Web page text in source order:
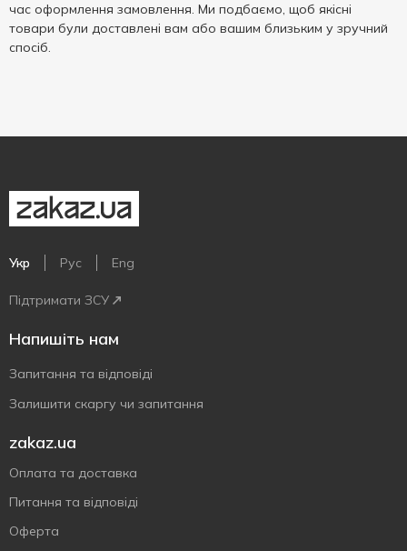
час оформлення замовлення. Ми подбаємо, щоб якісні
товари були доставлені вам або вашим близьким у зручний
спосіб.
Укр Рус Eng
Підтримати ЗСУ
Напишіть нам
Запитання та відповіді
Залишити скаргу чи запитання
zakaz.ua
Оплата та доставка
Питання та відповіді
Оферта